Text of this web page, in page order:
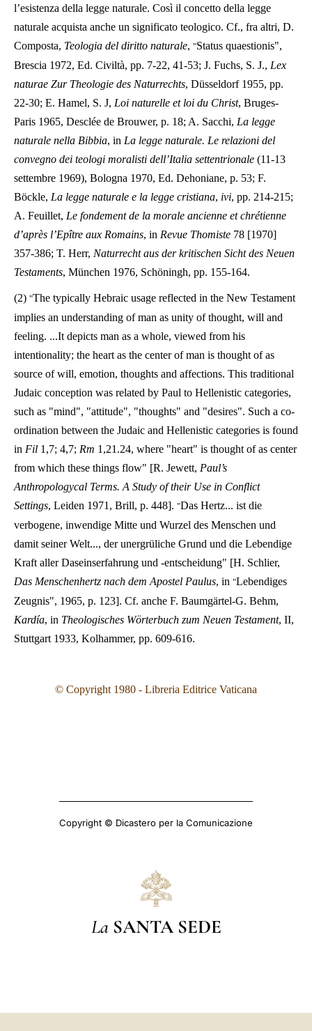
l’esistenza della legge naturale. Così il concetto della legge
naturale acquista anche un significato teologico. Cf., fra altri, D.
Composta, Teologia del diritto naturale, "Status quaestionis",
Brescia 1972, Ed. Civiltà, pp. 7-22, 41-53; J. Fuchs, S. J., Lex
naturae Zur Theologie des Naturrechts, Düsseldorf 1955, pp.
22-30; E. Hamel, S. J, Loi naturelle et loi du Christ, Bruges-
Paris 1965, Desclée de Brouwer, p. 18; A. Sacchi, La legge
naturale nella Bibbia, in La legge naturale. Le relazioni del
convegno dei teologi moralisti dell’Italia settentrionale (11-13
settembre 1969), Bologna 1970, Ed. Dehoniane, p. 53; F.
Böckle, La legge naturale e la legge cristiana, ivi, pp. 214-215;
A. Feuillet, Le fondement de la morale ancienne et chrétienne
d’après l’Epître aux Romains, in Revue Thomiste 78 [1970]
357-386; T. Herr, Naturrecht aus der kritischen Sicht des Neuen
Testaments, München 1976, Schöningh, pp. 155-164.
(2) "The typically Hebraic usage reflected in the New Testament
implies an understanding of man as unity of thought, will and
feeling. ...It depicts man as a whole, viewed from his
intentionality; the heart as the center of man is thought of as
source of will, emotion, thoughts and affections. This traditional
Judaic conception was related by Paul to Hellenistic categories,
such as "mind", "attitude", "thoughts" and "desires". Such a co-
ordination between the Judaic and Hellenistic categories is found
in Fil 1,7; 4,7; Rm 1,21 .24, where "heart" is thought of as center
from which these things flow" [R. Jewett, Paul’s
Anthropologycal Terms. A Study of their Use in Conflict
Settings, Leiden 1971, Brill, p. 448]. "Das Hertz... ist die
verbogene, inwendige Mitte und Wurzel des Menschen und
damit seiner Welt..., der unergrüliche Grund und die Lebendige
Kraft aller Daseinserfahrung und -entscheidung" [H. Schlier,
Das Menschenhertz nach dem Apostel Paulus, in "Lebendiges
Zeugnis", 1965, p. 123]. Cf. anche F. Baumgärtel-G. Behm,
Kardía, in Theologisches Wörterbuch zum Neuen Testament, II,
Stuttgart 1933, Kolhammer, pp. 609-616.
© Copyright 1980 - Libreria Editrice Vaticana
Copyright © Dicastero per la Comunicazione
La SANTA SEDE